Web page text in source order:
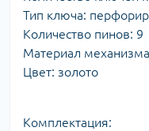
Тип ключа:
Количество пинов: 9
Материал
Цвет: золото
Комплектация: